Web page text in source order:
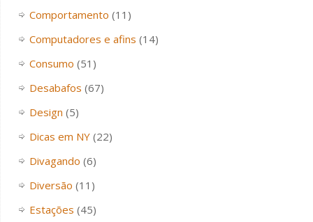
Comportamento (11)
Computadores e afins (14)
Consumo (51)
Desabafos (67)
Design (5)
Dicas em NY(22)
Divagando (6)
Diversão (11)
Estações (45)